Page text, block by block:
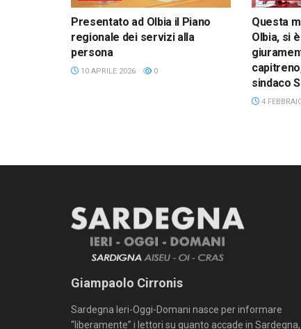
Presentato ad Olbia il Piano
regionale dei servizi alla
persona
10 APRILE 2026 0
Questa
Olbia, si
sindaco
4
Giampaolo Cirronis
Sardegna Ieri-Oggi-Domani nasce per informare
“liberamente” i lettori su quanto accade in